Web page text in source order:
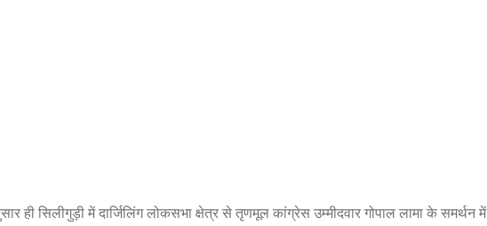
ही सिलीगुड़ी में दार्जिलिंग लोकसभा क्षेत्र से तृणमूल कांग्रेस उम्मीदवार गोपाल लामा के समर्थन में